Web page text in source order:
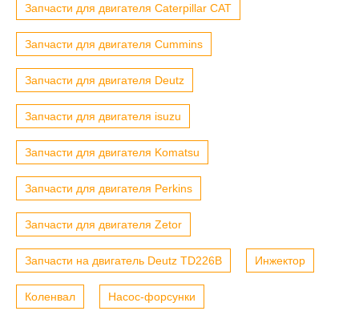
Запчасти для двигателя Caterpillar CAT
Запчасти для двигателя Cummins
Запчасти для двигателя Deutz
Запчасти для двигателя isuzu
Запчасти для двигателя Komatsu
Запчасти для двигателя Perkins
Запчасти для двигателя Zetor
Запчасти на двигатель Deutz TD226B Инжектор
Коленвал Насос-форсунки